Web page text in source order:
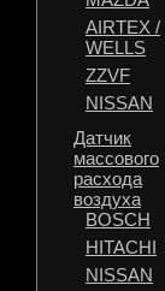
AIRTEX /
WELLS
ZZVF
NISSAN
Датчик
массового
расхода
воздуха
BOSCH
HITACHI
NISSAN